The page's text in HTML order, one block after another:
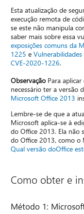
Esta atualização de
execução remota de
se este não manipula
saber mais sobre essa
exposições comuns da
1225 e
CVE-2020-1226.
Observação Para
necessário ter a versão
Microsoft Office 2013
Lembre-se de que a
Microsoft aplica-se à
do Office 2013. Ela não
do Office 2013, como o
Qual versão doOffice
Como obter e
Método 1: